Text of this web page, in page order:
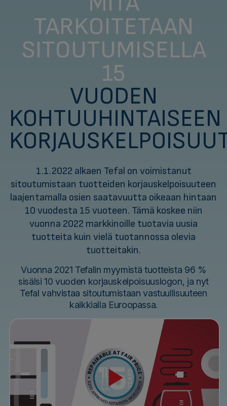
TARKOITETAAN
SITOUTUMISELLA
15
VUODEN
KOHTUUHINTAISEEN
1.1.2022 alkaen Tefal on voimistanut
sitoutumistaan tuotteiden korjauskelpoisuuteen
laajentamalla osien saatavuutta oikeaan hintaan
10 vuodesta 15 vuoteen. Tämä koskee niin
vuonna 2022 markkinoille tuotavia uusia
tuotteita kuin vielä tuotannossa olevia
tuotteitakin.
Vuonna 2021 Tefalin myymistä tuotteista 96 %
sisälsi 10 vuoden korjauskelpoisuuslogon, ja nyt
Tefal vahvistaa sitoutumistaan vastuullisuuteen
kaikkialla Euroopassa.